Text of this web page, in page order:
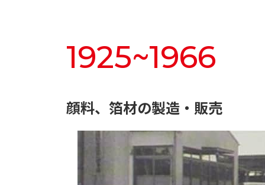
1925~1966
顔料、箔材の製造・販売